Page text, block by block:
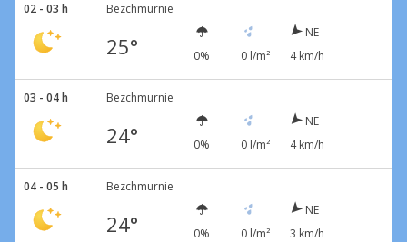
02 - 03 h Bezchmurnie
25° 0% 0 l/m²
NE
4 km/h
03 - 04 h Bezchmurnie
24° 0% 0 l/m²
NE
4 km/h
04 - 05 h Bezchmurnie
24° 0% 0 l/m²
NE
3 km/h